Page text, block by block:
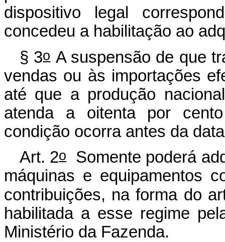
dispositivo legal
concedeu a habilitação ao
§ 3oA suspensão de que
vendas ou às importações
até que a produção
atenda a oitenta por
condição ocorra antes da
Art. 2oSomente poderá
máquinas e equipamentos
contribuições, na forma do
habilitada a esse regime
Ministério da Fazenda.